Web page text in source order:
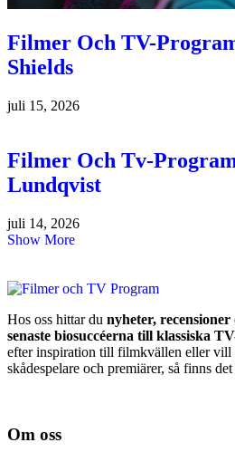
Filmer Och TV-
Shields
juli 15, 2026
Filmer Och Tv-
Lundqvist
juli 14, 2026
Show More
Hos oss hittar du nyheter,
senaste biosuccéerna till klassiska
efter inspiration till filmkvällen eller vill
skådespelare och premiärer, så finns det
Om oss